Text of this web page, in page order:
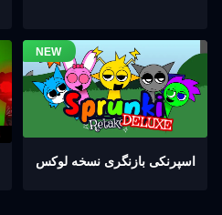
اسپرنکی بازنگری نسخه لوکس